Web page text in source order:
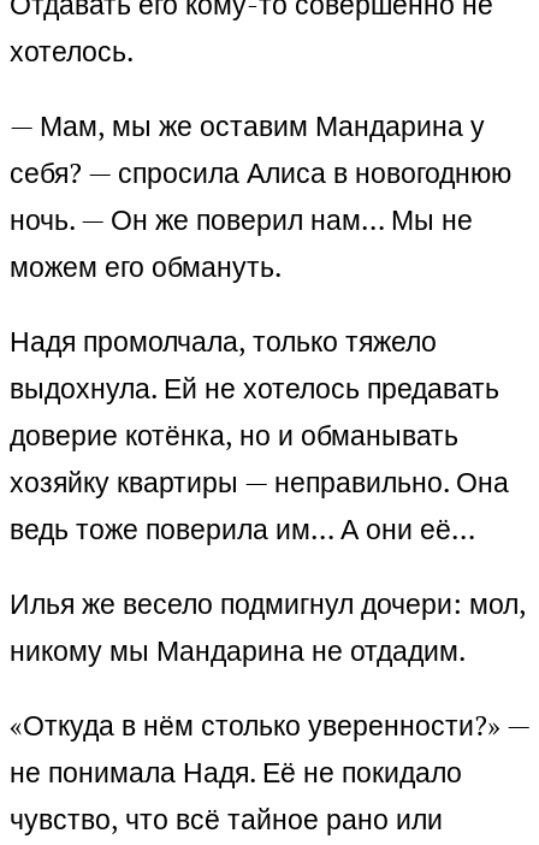
хотелось.
— Мам, мы же оставим Мандарина у
себя? — спросила Алиса в новогоднюю
ночь. — Он же поверил нам… Мы не
можем его обмануть.
Надя промолчала, только тяжело
выдохнула. Ей не хотелось предавать
доверие котёнка, но и обманывать
хозяйку квартиры — неправильно. Она
ведь тоже поверила им… А они её…
Илья же весело подмигнул дочери: мол,
никому мы Мандарина не отдадим.
«Откуда в нём столько уверенности?» —
не понимала Надя. Её не покидало
чувство, что всё тайное рано или